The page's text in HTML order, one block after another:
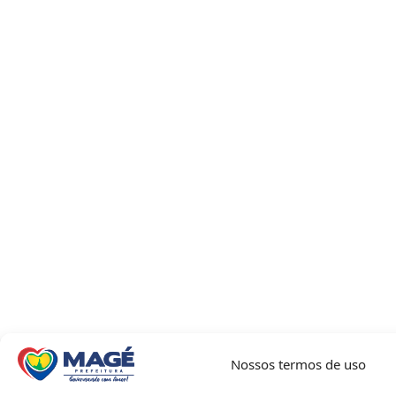
Nossos termos de uso